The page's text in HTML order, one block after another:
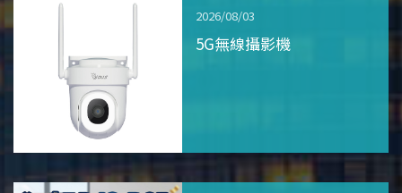
2026/08/03
5G無線攝影機